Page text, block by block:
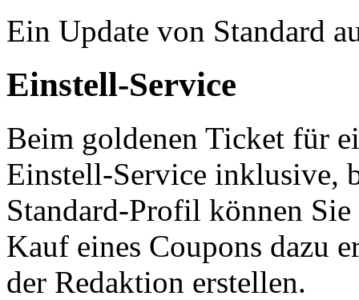
Ein Update von Standard
Einstell-Service
Beim goldenen Ticket für
Einstell-Service inklusive,
Standard-Profil können
Kauf eines Coupons dazu
der Redaktion erstellen.